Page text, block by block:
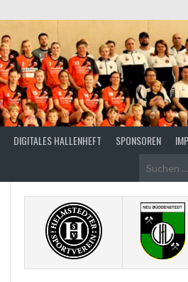
DIGITALES HALLENHEFT SPONSOREN